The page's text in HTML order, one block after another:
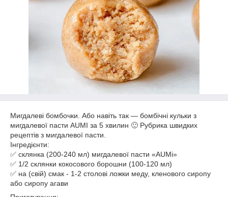
Мигдалеві бомбочки. Або навіть так — бомбічні кульки з
мигдалевої пасти AUMI за 5 хвилин 🙂 Рубрика швидких
рецептів з мигдалевої пасти.
Інгредієнти:
✅ склянка (200-240 мл) мигдалевої пасти «AUMi»
✅ 1/2 склянки кокосового борошни (100-120 мл)
✅ на (свій) смак - 1-2 столові ложки меду, кленового сиропу
або сиропу агави